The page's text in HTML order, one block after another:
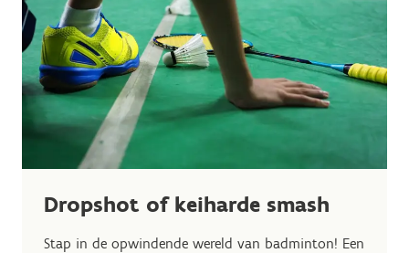
Dropshot of keiharde smash
Stap in de opwindende wereld van badminton! Een